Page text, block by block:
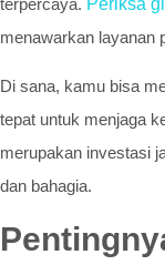
menawarkan layanan
Di sana, kamu bisa
tepat untuk menjaga
merupakan investasi
dan bahagia.